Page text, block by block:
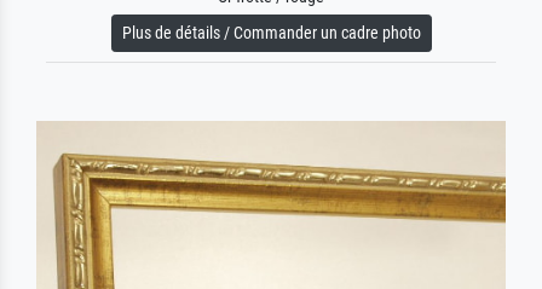
Plus de détails / Commander un cadre photo